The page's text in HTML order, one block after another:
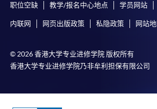
职位空缺 教学/报名中心地点 学员网站
内联网 网页出版政策 私隐政策 网站
© 2026 香港大学专业进修学院 版权所有
香港大学专业进修学院乃非牟利担保有限公司